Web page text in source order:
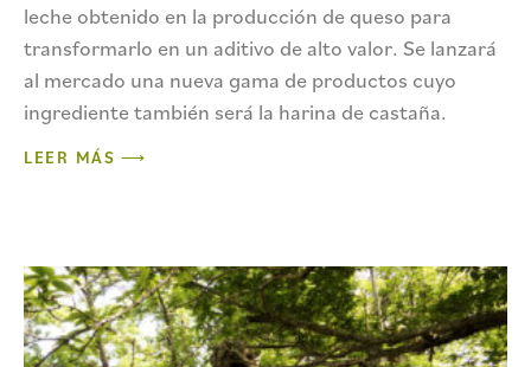
leche obtenido en la producción de queso para
transformarlo en un aditivo de alto valor. Se lanzará
al mercado una nueva gama de productos cuyo
ingrediente también será la harina de castaña.
LEER MÁS ⟶